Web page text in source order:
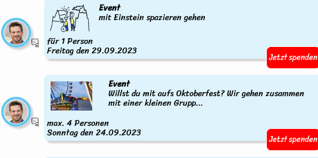
Event
mit Einstein spazieren gehen
für 1 Person
Freitag den 29.09.2023 Jetzt spenden
Event
Willst du mit aufs Oktoberfest? Wir gehen zusammen
mit einer kleinen Grupp...
max. 4 Personen
Sonntag den 24.09.2023 Jetzt spenden